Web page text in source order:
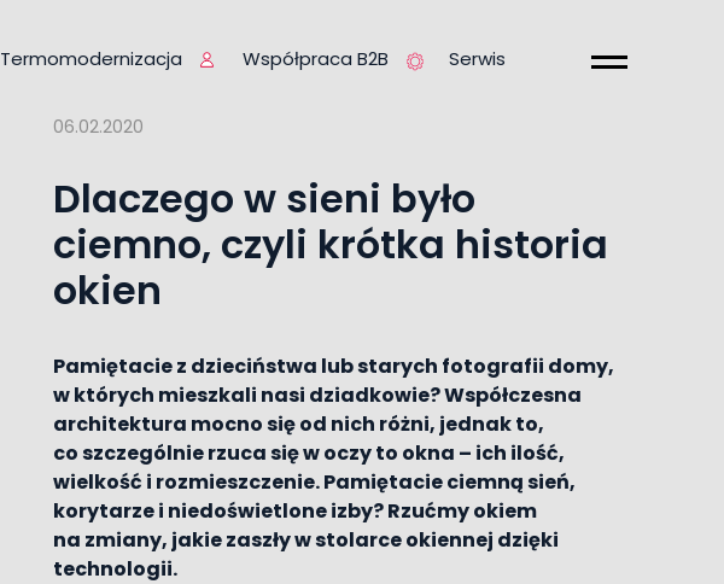
Termomodernizacja Współpraca B2B Serwis
06.02.2020
Dlaczego w sieni było
ciemno, czyli krótka historia
okien
Pamiętacie z dzieciństwa lub starych fotografii domy,
w których mieszkali nasi dziadkowie? Współczesna
architektura mocno się od nich różni, jednak to,
co szczególnie rzuca się w oczy to okna – ich ilość,
wielkość i rozmieszczenie. Pamiętacie ciemną sień,
korytarze i niedoświetlone izby? Rzućmy okiem
na zmiany, jakie zaszły w stolarce okiennej dzięki
technologii.